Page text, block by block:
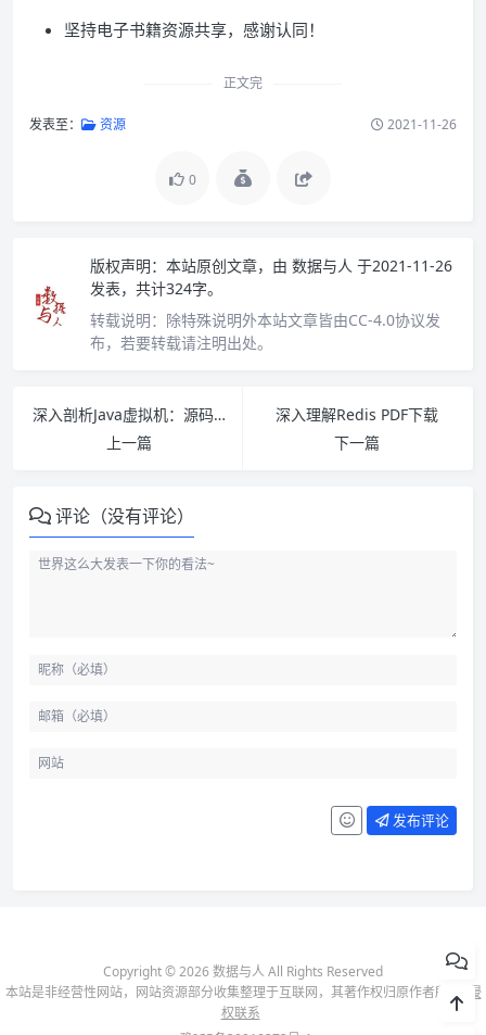
坚持电子书籍资源共享，感谢认同！
正文完
发表至： 资源 2021-11-26
0
版权声明： 本站原创文章，由 数据与人 于2021-11-26
发表，共计324字。
转载说明： 除特殊说明外本站文章皆由CC-4.0协议发
布，若要转载请注明出处。
深入剖析Java虚拟机：源码剖析与实例详解（基础卷）PDF下载
上一篇
深入理解Redis PDF下载
下一篇
评论（没有评论）
发布评论
Copyright © 2026 数据与人 All Rights Reserved
本站是非经营性网站，网站资源部分收集整理于互联网，其著作权归原作者所有-
侵
权联系